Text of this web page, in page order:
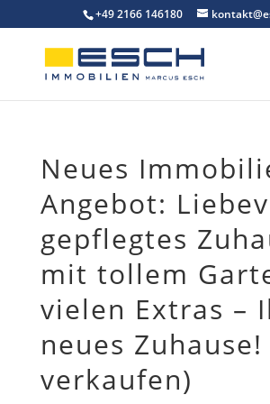
to
content
+49 2166 146180
Neues
Angebot:
gepflegtes
mit tollem
vielen Extras –
neues Zuhause!
verkaufen)